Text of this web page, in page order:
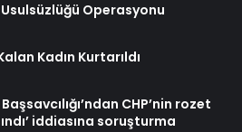
Operasyonu
Kadın Kurtarıldı
CHP’nin rozet
iddiasına soruşturma